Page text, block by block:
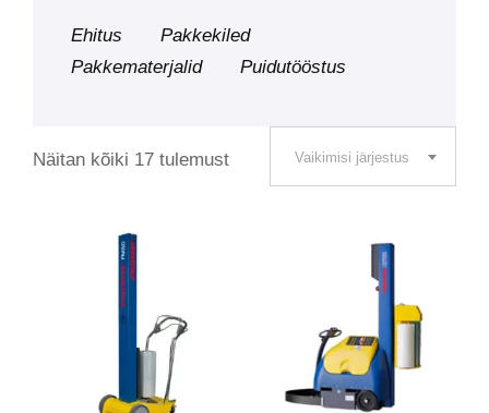
Näitan kõiki 17 tulemust Vaikimisi järjestus
Ehitus
Pakkekiled
Pakkematerjalid
Puidutööstus